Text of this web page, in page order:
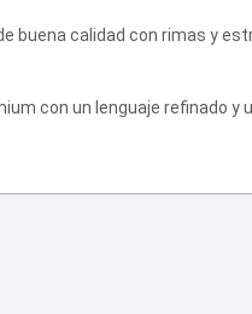
buena calidad con rimas y
con un lenguaje refinado